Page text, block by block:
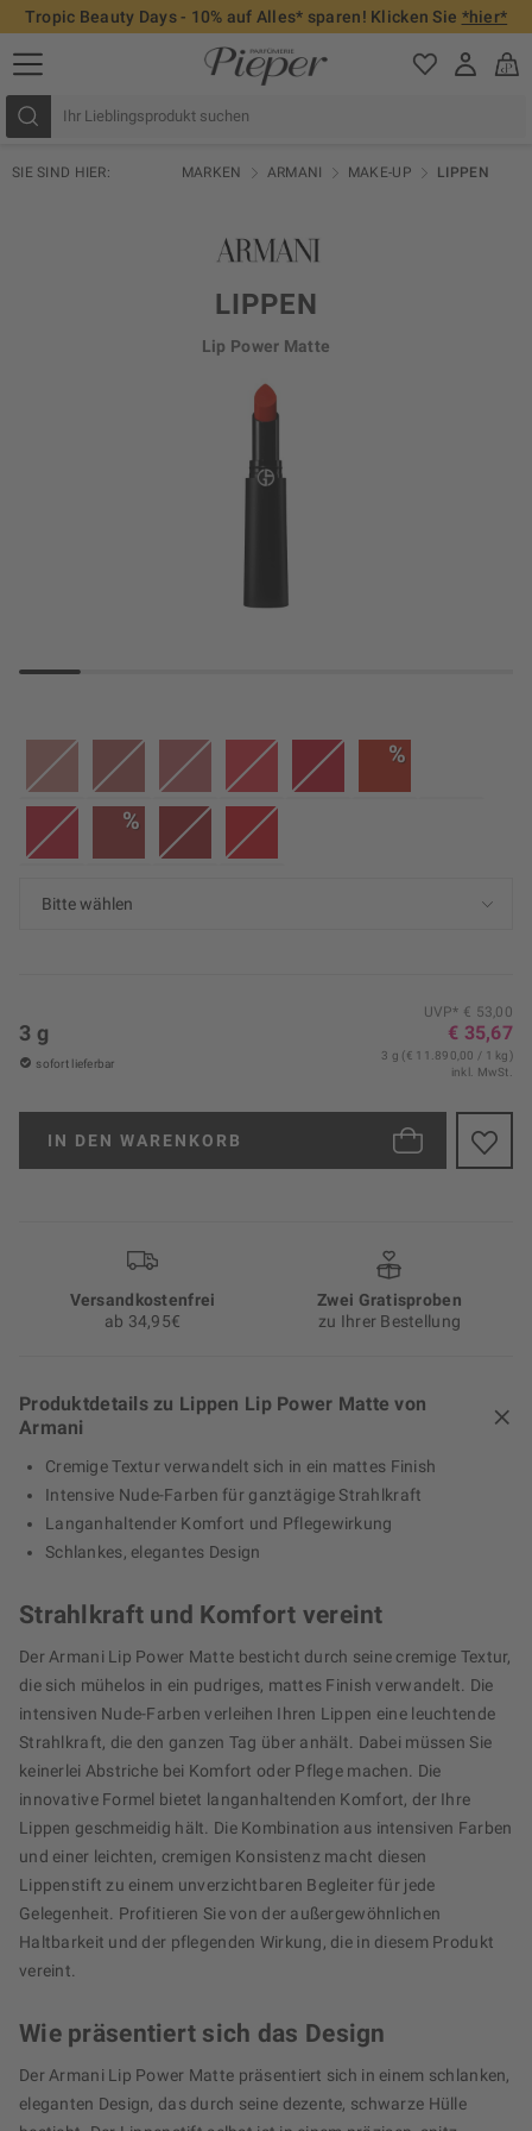
Tropic Beauty Days - 10% auf Alles* sparen! Klicken Sie *hier*
SIE SIND HIER: MARKEN ARMANI MAKE-UP LIPPEN
LIPPEN
Lip Power Matte
%
%
UVP* € 53,00
€ 35,67
3 g
sofort lieferbar
3 g (€ 11.890,00 / 1 kg)
inkl. MwSt.
IN DEN WARENKORB
Versand­kosten­frei
ab 34,95€
Zwei Gratisproben
zu Ihrer Bestellung
Produktdetails zu Lippen Lip Power Matte von
Armani
Cremige Textur verwandelt sich in ein mattes Finish
Intensive Nude-Farben für ganztägige Strahlkraft
Langanhaltender Komfort und Pflegewirkung
Schlankes, elegantes Design
Strahlkraft und Komfort vereint
Der Armani Lip Power Matte besticht durch seine cremige Textur,
die sich mühelos in ein pudriges, mattes Finish verwandelt. Die
intensiven Nude-Farben verleihen Ihren Lippen eine leuchtende
Strahlkraft, die den ganzen Tag über anhält. Dabei müssen Sie
keinerlei Abstriche bei Komfort oder Pflege machen. Die
innovative Formel bietet langanhaltenden Komfort, der Ihre
Lippen geschmeidig hält. Die Kombination aus intensiven Farben
und einer leichten, cremigen Konsistenz macht diesen
Lippenstift zu einem unverzichtbaren Begleiter für jede
Gelegenheit. Profitieren Sie von der außergewöhnlichen
Haltbarkeit und der pflegenden Wirkung, die in diesem Produkt
vereint.
Wie präsentiert sich das Design
Der Armani Lip Power Matte präsentiert sich in einem schlanken,
eleganten Design, das durch seine dezente, schwarze Hülle